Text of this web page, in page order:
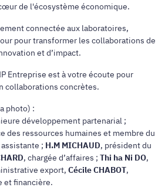
de l'écosystème économique.
connectée aux laboratoires,
pour transformer les collaborations de
et d’impact.
Entreprise est à votre écoute pour
collaborations concrètes.
photo) :
développement partenarial ;
des ressources humaines et membre du
assistante ; H.M MICHAUD, président du
, chargée d’affaires ; Thi ha Ni DO,
export, Cécile CHABOT,
et financière.